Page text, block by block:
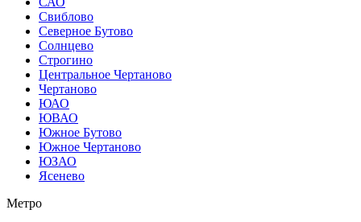
Свиблово
Северное Бутово
Солнцево
Строгино
Центральное Чертаново
Чертаново
ЮАО
ЮВАО
Южное Бутово
Южное Чертаново
ЮЗАО
Ясенево
Метро